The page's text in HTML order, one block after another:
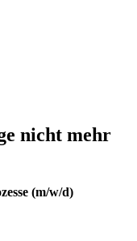
nicht mehr
(m/w/d)